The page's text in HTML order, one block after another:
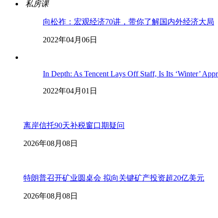
私房课
向松祚：宏观经济70讲，带你了解国内外经济大局
2022年04月06日
In Depth: As Tencent Lays Off Staff, Is Its ‘Winter’
2022年04月01日
离岸信托90天补税窗口期疑问
2026年08月08日
特朗普召开矿业圆桌会 拟向关键矿产投资超20亿美元
2026年08月08日